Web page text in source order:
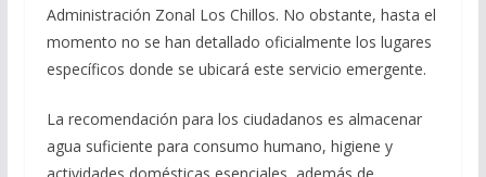
Administración Zonal Los Chillos. No obstante, hasta el
momento no se han detallado oficialmente los lugares
específicos donde se ubicará este servicio emergente.
La recomendación para los ciudadanos es almacenar
agua suficiente para consumo humano, higiene y